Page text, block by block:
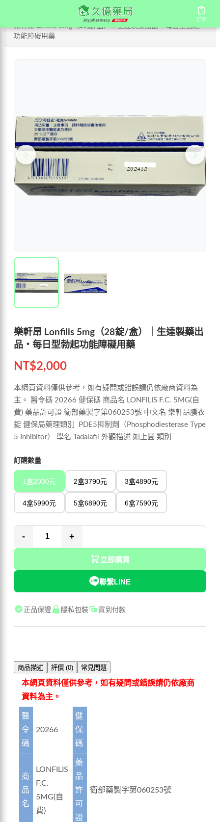
訂單
訂單
樂軒昂 Lonfilis 5mg（28錠/盒）｜生達製藥出品・每日型勃起
功能障礙用藥
樂軒昂 Lonfilis 5mg（28錠/盒）｜生達製藥出
品・每日型勃起功能障礙用藥
NT$2,000
本網頁資料僅供參考，如有疑問或錯誤請仍依廠商資料為
主。 醫令碼 20266 健保碼 商品名 LONFILIS F.C. 5MG(自
費) 藥品許可證 衛部藥製字第060253號 中文名 樂軒昂膜衣
錠 健保局藥理類別 PDE5抑制劑（Phosphodiesterase Type
5 Inhibitor） 學名 Tadalafil 外觀描述 如上圖 類別
訂購數量
1盒2000元 2盒3790元 3盒4890元
4盒5990元 5盒6890元 6盒7590元
- +
立即購買
聯繫LINE
正品保證 隱私包裝 貨到付款
商品描述 評價 (0) 常見問題
本網頁資料僅供參考，如有疑問或錯誤請仍依廠商
資料為主。
醫
令
碼
20266
健
保
碼
商
品
名
LONFILIS
F.C.
5MG(自
費)
藥
品
許
可
證
衛部藥製字第060253號